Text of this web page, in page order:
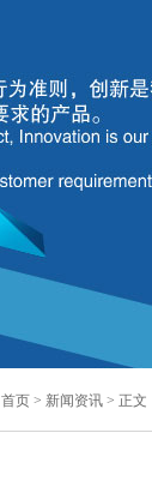
首页 > 新闻资讯 > 正文